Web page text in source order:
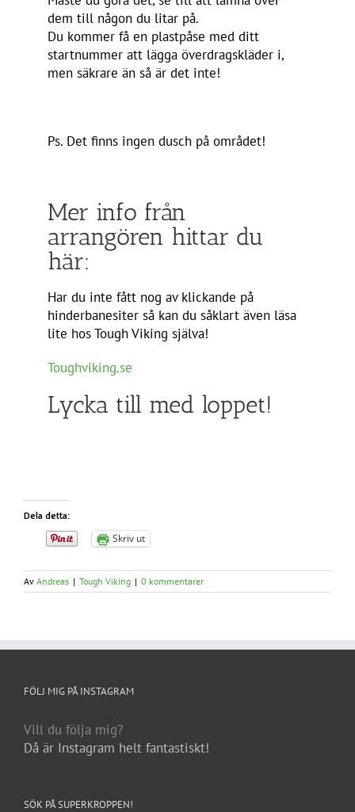
dem till någon du litar på.
Du kommer få en plastpåse med ditt
startnummer att lägga överdragskläder i,
men säkrare än så är det inte!
Ps. Det finns ingen dusch på området!
Mer info från
arrangören hittar du
här:
Har du inte fått nog av klickande på
hinderbanesiter så kan du såklart även läsa
lite hos Tough Viking själva!
Toughviking.se
Lycka till med loppet!
Dela detta:
Skriv ut
Av Andreas | Tough Viking | 0 kommentarer
FÖLJ MIG PÅ INSTAGRAM
Vill du följa mig?
Då är Instagram helt fantastiskt!
SÖK PÅ SUPERKROPPEN!